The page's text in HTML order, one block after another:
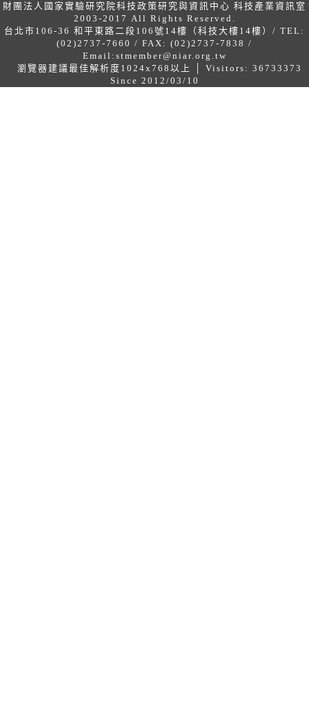
財團法人國家實驗研究院科技政策研究與資訊中心 科技產業資訊室
2003-2017 All Rights Reserved.
台北市106-36 和平東路二段106號14樓（科技大樓14樓）/ TEL:
(02)2737-7660 / FAX: (02)2737-7838 /
Email: stmember@niar.org.tw
瀏覽器建議最佳解析度1024x768以上 │ Visitors: 36733373
Since 2012/03/10